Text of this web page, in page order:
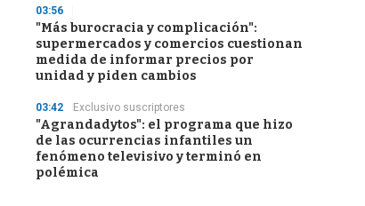
03:56
"Más burocracia y complicación":
supermercados y comercios cuestionan
medida de informar precios por
unidad y piden cambios
03:42 Exclusivo suscriptores
"Agrandadytos": el programa que hizo
de las ocurrencias infantiles un
fenómeno televisivo y terminó en
polémica